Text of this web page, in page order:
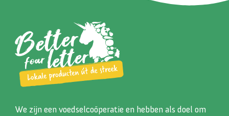
We zijn een voedselcoöperatie en hebben als doel om